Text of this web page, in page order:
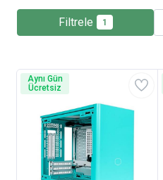
Filtrele 1
Aynı Gün
Ücretsiz